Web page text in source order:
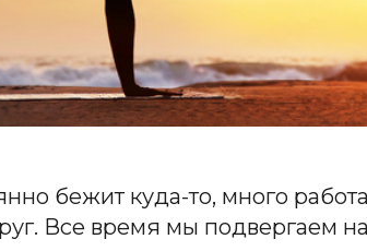
бежит куда-то, много
Все время мы